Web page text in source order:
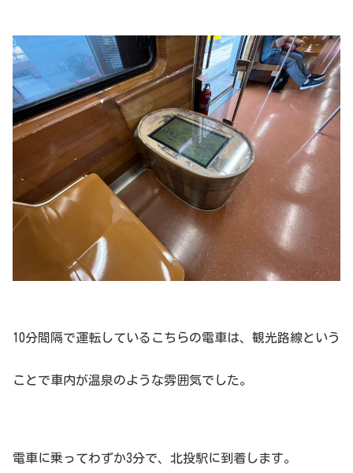
10分間隔で運転しているこちらの電車は、観光路線という
ことで車内が温泉のような雰囲気でした。
電車に乗ってわずか3分で、北投駅に到着します。